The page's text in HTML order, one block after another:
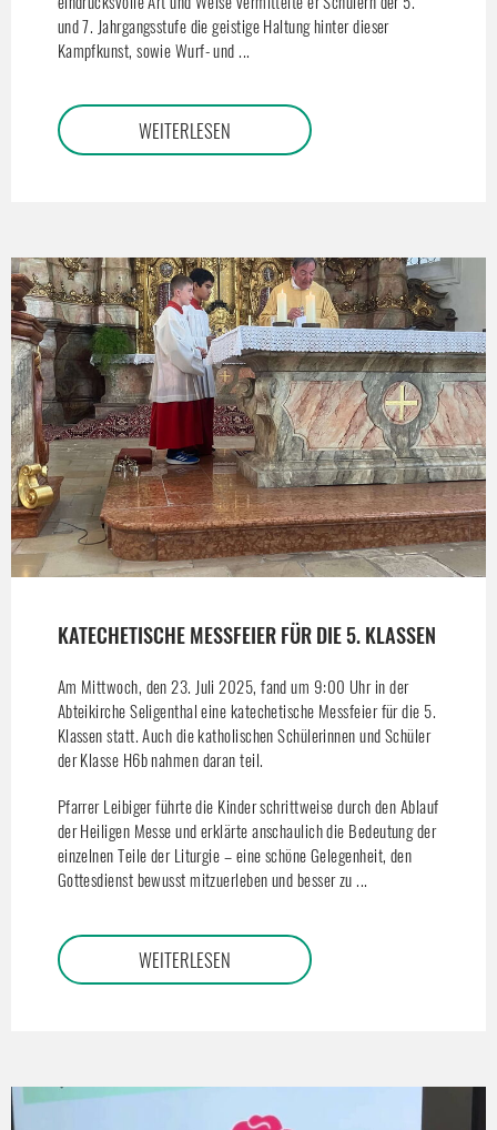
und 7. Jahrgangsstufe die geistige Haltung hinter dieser
Kampfkunst, sowie Wurf- und ...
WEITERLESEN
KATECHETISCHE MESSFEIER FÜR DIE 5. KLASSEN
Am Mittwoch, den 23. Juli 2025, fand um 9:00 Uhr in der
Abteikirche Seligenthal eine katechetische Messfeier für die 5.
Klassen statt. Auch die katholischen Schülerinnen und Schüler
der Klasse H6b nahmen daran teil.
Pfarrer Leibiger führte die Kinder schrittweise durch den Ablauf
der Heiligen Messe und erklärte anschaulich die Bedeutung der
einzelnen Teile der Liturgie – eine schöne Gelegenheit, den
Gottesdienst bewusst mitzuerleben und besser zu ...
WEITERLESEN